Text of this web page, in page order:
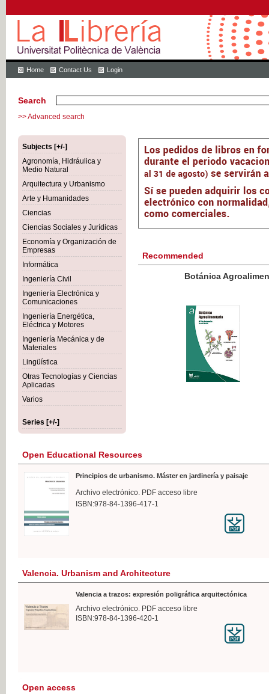
Home Contact Us Login
Search
>> Advanced search
Subjects [+/-]
Agronomía, Hidráulica y
Medio Natural
Arquitectura y Urbanismo
Arte y Humanidades
Ciencias
Ciencias Sociales y Jurídicas
Economía y Organización de
Empresas
Informática
Ingeniería Civil
Ingeniería Electrónica y
Comunicaciones
Ingeniería Energética,
Eléctrica y Motores
Ingeniería Mecánica y de
Materiales
Lingüística
Otras Tecnologías y Ciencias
Aplicadas
Varios
Series [+/-]
Recommended
Botánica Agroalimentaria
Open Educational Resources
Principios de urbanismo. Máster en jardinería y paisaje
Archivo electrónico. PDF acceso libre
ISBN:978-84-1396-417-1
Valencia. Urbanism and Architecture
Valencia a trazos: expresión poligráfica arquitectónica
Archivo electrónico. PDF acceso libre
ISBN:978-84-1396-420-1
Open access